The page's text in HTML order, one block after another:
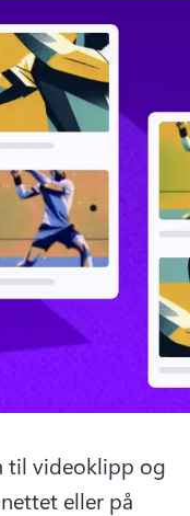
til videoklipp og
eller på